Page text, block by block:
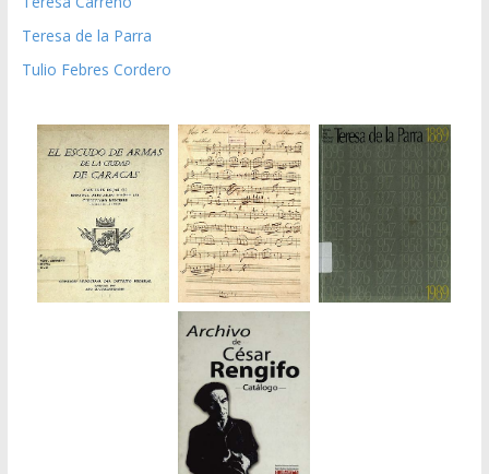
Teresa de la Parra
Tulio Febres Cordero